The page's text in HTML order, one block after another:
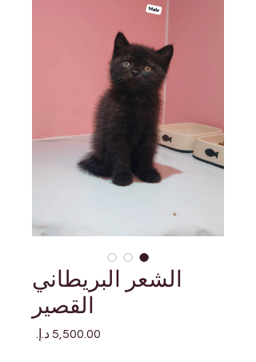
الشعر البريطاني
القصير